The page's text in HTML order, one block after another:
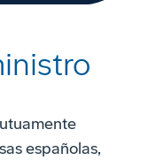
españolas,